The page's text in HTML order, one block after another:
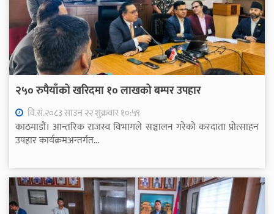
२५० रुपैयाँको खरिदमा १० लाखको बम्पर उपहार
वि.सं.२०८३ साउन २२ शुक्रवार १०:५९
काठमाडौं। आन्तरिक राजस्व विभागले सञ्चालन गरेको करदाता प्रोत्साहन
उपहार कार्यक्रमअन्तर्गत...